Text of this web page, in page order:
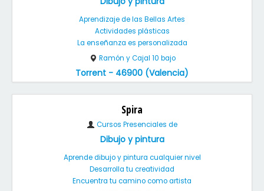
Aprendizaje de las Bellas Artes
Actividades plásticas
La enseñanza es personalizada
Ramón y Cajal 10 bajo
Torrent - 46900 (Valencia)
Spira
Cursos Presenciales de
Dibujo y pintura
Aprende dibujo y pintura cualquier nivel
Desarrolla tu creatividad
Encuentra tu camino como artista